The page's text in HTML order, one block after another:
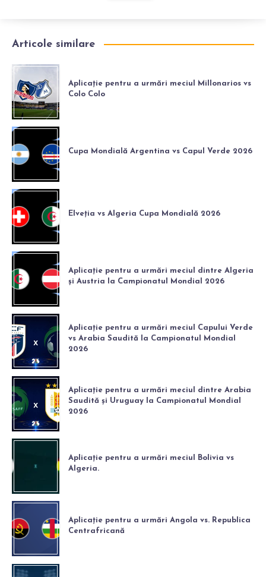
Articole similare
Aplicație pentru a urmări meciul Millonarios vs
Colo Colo
Cupa Mondială Argentina vs Capul Verde 2026
Elveția vs Algeria Cupa Mondială 2026
Aplicație pentru a urmări meciul dintre Algeria
și Austria la Campionatul Mondial 2026
Aplicație pentru a urmări meciul Capului Verde
vs Arabia Saudită la Campionatul Mondial
2026
Aplicație pentru a urmări meciul dintre Arabia
Saudită și Uruguay la Campionatul Mondial
2026
Aplicație pentru a urmări meciul Bolivia vs
Algeria.
Aplicație pentru a urmări Angola vs. Republica
Centrafricană